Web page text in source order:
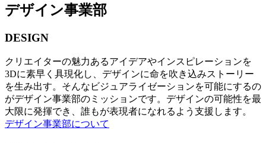
デザイン事業部
DESIGN
クリエイターの魅力あるアイデアやインスピレーションを
3Dに素早く具現化し、デザインに命を吹き込みストーリー
を生み出す。そんなビジュアライゼーションを可能にするの
がデザイン事業部のミッションです。デザインの可能性を最
大限に発揮でき、誰もが表現者になれるよう支援します。
デザイン事業部について